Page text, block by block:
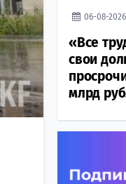
06-08-2026
«Все
свои
млрд